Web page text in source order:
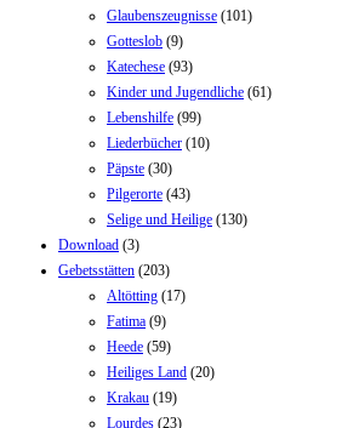
Glaubenszeugnisse (101)
Gotteslob (9)
Katechese (93)
Kinder und Jugendliche (61)
Lebenshilfe (99)
Liederbücher (10)
Päpste (30)
Pilgerorte (43)
Selige und Heilige (130)
Download (3)
Gebetsstätten (203)
Altötting (17)
Fatima (9)
Heede (59)
Heiliges Land (20)
Krakau (19)
Lourdes (23)